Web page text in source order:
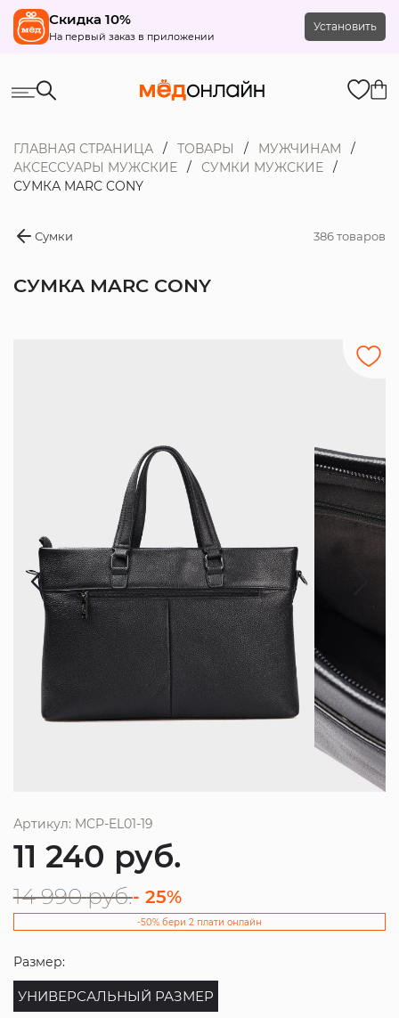
Скидка 10%
На первый заказ в приложении
Установить
ГЛАВНАЯ СТРАНИЦА ТОВАРЫ
МУЖЧИНАМ
АКСЕССУАРЫ МУЖСКИЕ
СУМКИ МУЖСКИЕ
СУМКА MARC CONY
Сумки 386 товаров
СУМКА MARC CONY
Артикул: MCP-EL01-19
11 240 руб.
14 990 руб.- 25%
-50% бери 2 плати онлайн
Размер:
УНИВЕРСАЛЬНЫЙ РАЗМЕР